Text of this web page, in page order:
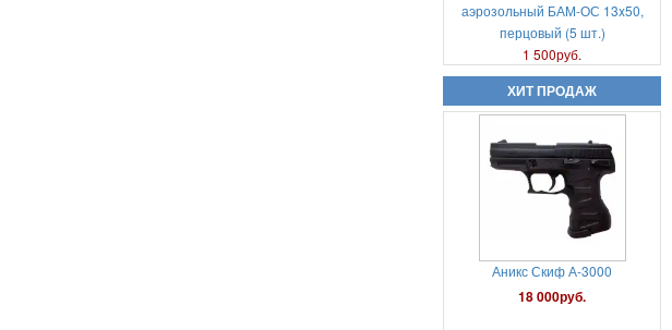
аэрозольный БАМ-ОС 13x50,
перцовый (5 шт.)
1 500руб.
ХИТ ПРОДАЖ
Аникс Скиф А-3000
18 000руб.